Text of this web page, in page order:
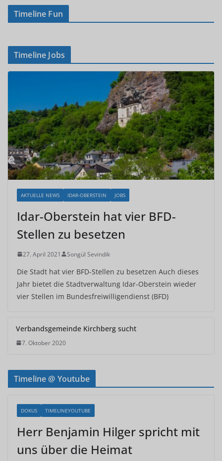
Timeline Fun
Timeline Jobs
AKTUELLE NEWS IDAR-OBERSTEIN JOBS
Idar-Oberstein hat vier BFD-
Stellen zu besetzen
27. April 2021 Songül Sevindik
Die Stadt hat vier BFD-Stellen zu besetzen Auch dieses
Jahr bietet die Stadtverwaltung Idar-Oberstein wieder
vier Stellen im Bundesfreiwilligendienst (BFD)
Verbandsgemeinde Kirchberg sucht
7. Oktober 2020
Timeline @ Youtube
DOKUS TIMELINEYOUTUBE
Herr Benjamin Hilger spricht mit
uns über die Heimat